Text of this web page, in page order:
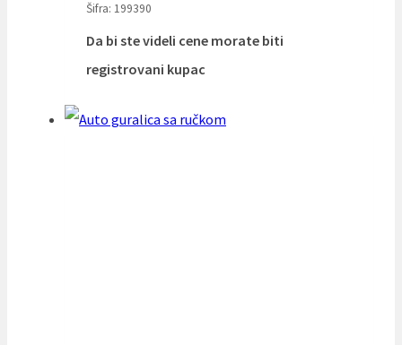
Šifra: 199390
Da bi ste videli cene morate biti
registrovani kupac